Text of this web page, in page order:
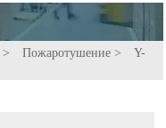
> Пожаротушение >
Y-